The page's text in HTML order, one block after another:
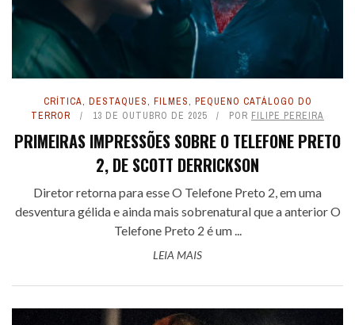
CRÍTICA, DESTAQUES, FILMES, PEQUENO CATÁLOGO DO
TERROR
13 DE OUTUBRO DE 2025 POR FILIPE PEREIRA
PRIMEIRAS IMPRESSÕES SOBRE O TELEFONE PRETO
2, DE SCOTT DERRICKSON
Diretor retorna para esse O Telefone Preto 2, em uma
desventura gélida e ainda mais sobrenatural que a anterior O
Telefone Preto 2 é um ...
LEIA MAIS